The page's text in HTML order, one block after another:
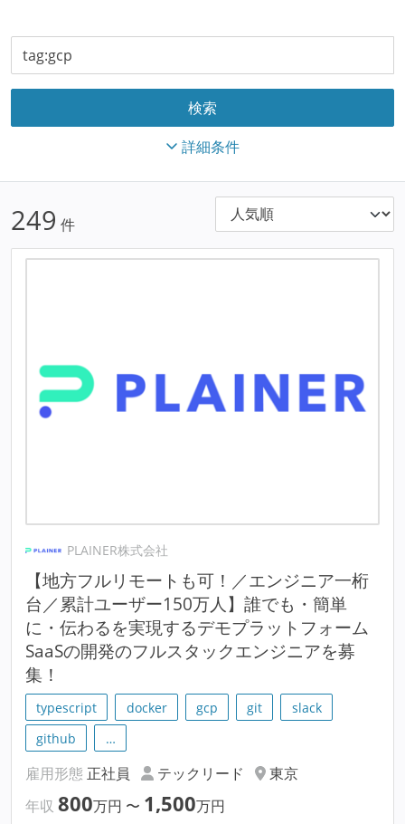
詳細条件
249 件
PLAINER株式会社
【地方フルリモートも可！／エンジニア一桁
台／累計ユーザー150万人】誰でも・簡単
に・伝わるを実現するデモプラットフォーム
SaaSの開発のフルスタックエンジニアを募
集！
typescript docker gcp git
slack
github
…
雇用形態 正社員 テックリード
東京
年収 800万円 〜 1,500万円